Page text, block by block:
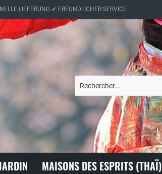
LIEFERUNG ✔ FREUNDLICHER SERVICE
MAISONS DES ESPRITS (THAÏ)